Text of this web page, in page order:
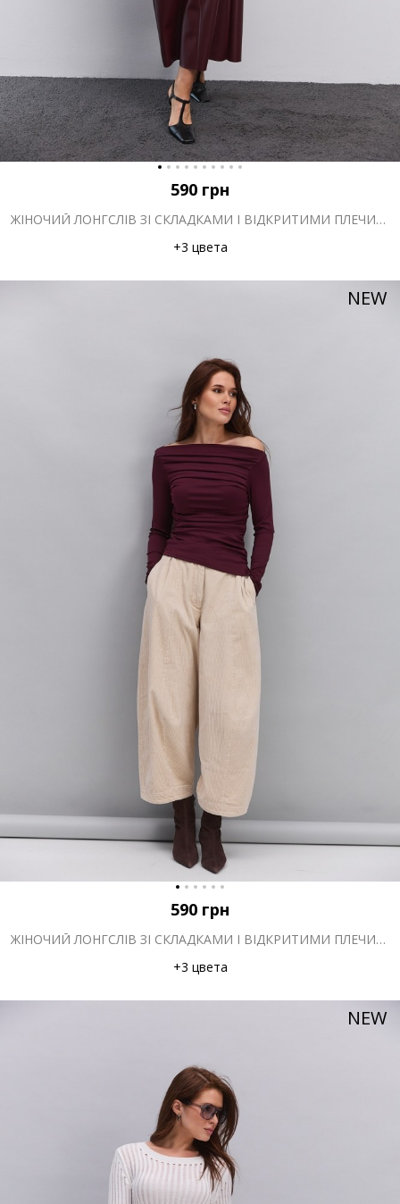
590 грн
ЖІНОЧИЙ ЛОНГСЛІВ ЗІ СКЛАДКАМИ І ВІДКРИТИМИ ПЛЕЧИМА МОЛОЧНИЙ
+3 цвета
NEW
590 грн
ЖІНОЧИЙ ЛОНГСЛІВ ЗІ СКЛАДКАМИ І ВІДКРИТИМИ ПЛЕЧИМА БОРДОВИЙ
+3 цвета
NEW